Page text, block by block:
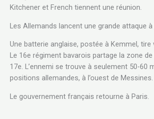
Kitchener et French tiennent une réunion.
Les Allemands lancent une grande attaque à
Une batterie anglaise, postée à Kemmel, tire
Le 16e régiment bavarois partage la zone
17e. L’ennemi se trouve à seulement 50-60
positions allemandes, à l’ouest de Messines.
Le gouvernement français retourne à Paris.